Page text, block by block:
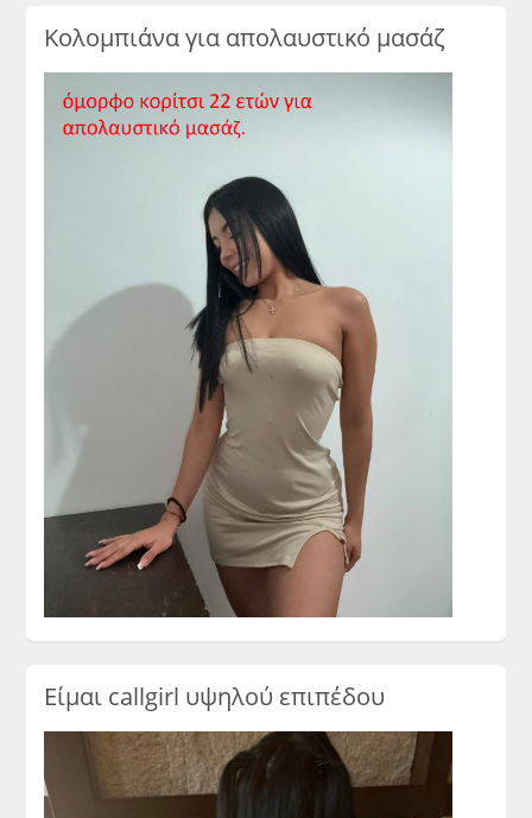
Κολομπιάνα για απολαυστικό μασάζ
Είμαι callgirl υψηλού επιπέδου